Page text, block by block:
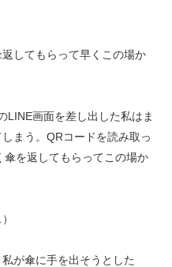
してもらって早くこの場か
画面を差し出した私はま
まう。QRコードを読み取っ
を返してもらってこの場か
が傘に手を出そうとした